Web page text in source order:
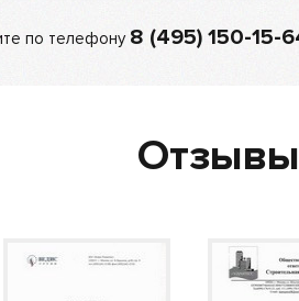
по телефону 8 (495) 150-15-